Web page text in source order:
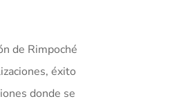
de Rimpoché
éxito
donde se